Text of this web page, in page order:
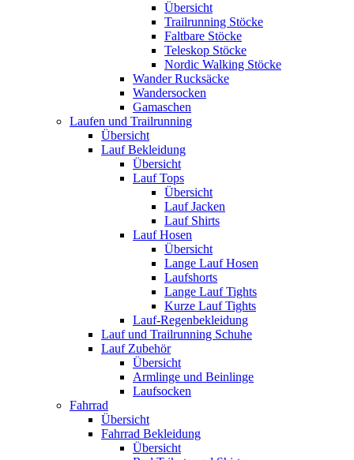
Übersicht
Trailrunning Stöcke
Faltbare Stöcke
Teleskop Stöcke
Nordic Walking Stöcke
Wander Rucksäcke
Wandersocken
Gamaschen
Laufen und Trailrunning
Übersicht
Lauf Bekleidung
Übersicht
Lauf Tops
Übersicht
Lauf Jacken
Lauf Shirts
Lauf Hosen
Übersicht
Lange Lauf Hosen
Laufshorts
Lange Lauf Tights
Kurze Lauf Tights
Lauf-Regenbekleidung
Lauf und Trailrunning Schuhe
Lauf Zubehör
Übersicht
Armlinge und Beinlinge
Laufsocken
Fahrrad
Übersicht
Fahrrad Bekleidung
Übersicht